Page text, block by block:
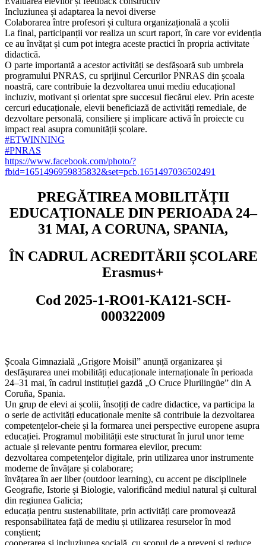
Incluziunea și adaptarea la nevoi diverse
Colaborarea între profesori și cultura organizațională a școlii
La final, participanții vor realiza un scurt raport, în care vor evidenția
ce au învățat și cum pot integra aceste practici în propria activitate
didactică.
O parte importantă a acestor activități se desfășoară sub umbrela
programului PNRAS, cu sprijinul Cercurilor PNRAS din școala
noastră, care contribuie la dezvoltarea unui mediu educațional
incluziv, motivant și orientat spre succesul fiecărui elev. Prin aceste
cercuri educaționale, elevii beneficiază de activități remediale, de
dezvoltare personală, consiliere și implicare activă în proiecte cu
impact real asupra comunității școlare.
#ETWINNING
#PNRAS
https://www.facebook.com/photo/?
fbid=1651496959835832&set=pcb.1651497036502491
PREGĂTIREA MOBILITĂȚII
EDUCAȚIONALE DIN PERIOADA 24–
31 MAI, A CORUNA, SPANIA,
ÎN CADRUL ACREDITĂRII ȘCOLARE
Erasmus+
Cod 2025-1-RO01-KA121-SCH-
000322009
Școala Gimnazială „Grigore Moisil” anunță organizarea și
desfășurarea unei mobilități educaționale internaționale în perioada
24–31 mai, în cadrul instituției gazdă „O Cruce Plurilingüe” din A
Coruña, Spania.
Un grup de elevi ai școlii, însoțiți de cadre didactice, va participa la
o serie de activități educaționale menite să contribuie la dezvoltarea
competențelor-cheie și la formarea unei perspective europene asupra
educației. Programul mobilității este structurat în jurul unor teme
actuale și relevante pentru formarea elevilor, precum:
dezvoltarea competențelor digitale, prin utilizarea unor instrumente
moderne de învățare și colaborare;
învățarea în aer liber (outdoor learning), cu accent pe disciplinele
Geografie, Istorie și Biologie, valorificând mediul natural și cultural
din regiunea Galicia;
educația pentru sustenabilitate, prin activități care promovează
responsabilitatea față de mediu și utilizarea resurselor în mod
conștient;